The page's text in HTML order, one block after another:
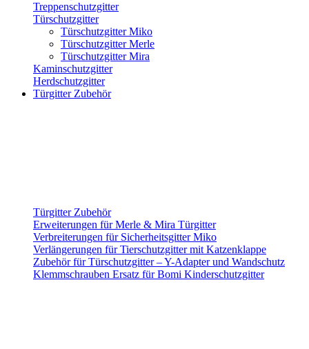
Treppenschutzgitter
Türschutzgitter
Türschutzgitter Miko
Türschutzgitter Merle
Türschutzgitter Mira
Kaminschutzgitter
Herdschutzgitter
Türgitter Zubehör
Türgitter Zubehör
Erweiterungen für Merle & Mira Türgitter
Verbreiterungen für Sicherheitsgitter Miko
Verlängerungen für Tierschutzgitter mit Katzenklappe
Zubehör für Türschutzgitter – Y-Adapter und Wandschutz
Klemmschrauben Ersatz für Bomi Kinderschutzgitter